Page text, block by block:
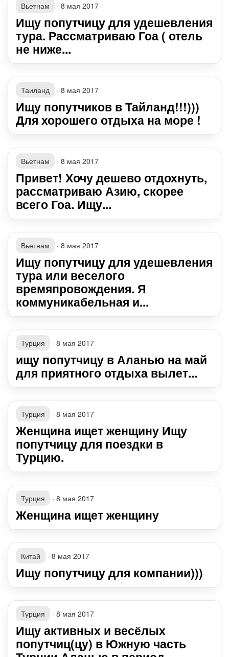
Вьетнам · 8 мая 2017
Ищу попутчицу для удешевления
тура. Рассматриваю Гоа ( отель
не ниже...
Таиланд · 8 мая 2017
Ищу попутчиков в Тайланд!!!)))
Для хорошего отдыха на море !
Вьетнам · 8 мая 2017
Привет! Хочу дешево отдохнуть,
рассматриваю Азию, скорее
всего Гоа. Ищу...
Вьетнам · 8 мая 2017
Ищу попутчицу для удешевления
тура или веселого
времяпровождения. Я
коммуникабельная и...
Турция · 8 мая 2017
ищу попутчицу в Аланью на май
для приятного отдыха вылет...
Турция · 8 мая 2017
Женщина ищет женщину Ищу
попутчицу для поездки в
Турцию.
Турция · 8 мая 2017
Женщина ищет женщину
Китай · 8 мая 2017
Ищу попутчицу для компании)))
Турция · 8 мая 2017
Ищу активных и весёлых
попутчиц(цу) в Южную часть